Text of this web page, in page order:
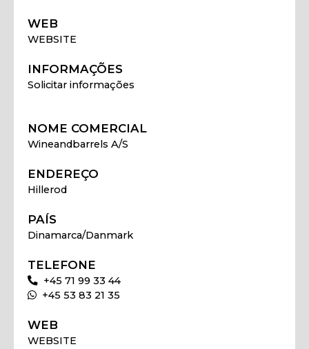
WEB
WEBSITE
INFORMAÇÕES
Solicitar informações
NOME COMERCIAL
Wineandbarrels A/S
ENDEREÇO
Hillerod
PAÍS
Dinamarca/Danmark
TELEFONE
+45 71 99 33 44
+45 53 83 21 35
WEB
WEBSITE